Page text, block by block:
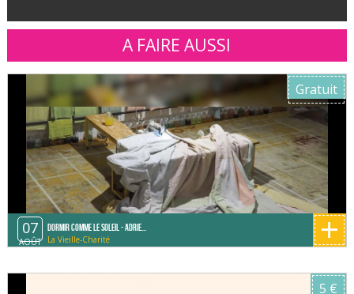
A FAIRE AUSSI
Gratuit
07
AOÛT
Dormir comme le soleil - Adrie...
La Vieille-Charité +
5 €